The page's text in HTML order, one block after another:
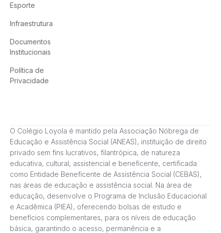
Esporte
Infraestrutura
Documentos
Institucionais
Política de
Privacidade
O Colégio Loyola é mantido pela Associação Nóbrega de
Educação e Assistência Social (ANEAS), instituição de direito
privado sem fins lucrativos, filantrópica, de natureza
educativa, cultural, assistencial e beneficente, certificada
como Entidade Beneficente de Assistência Social (CEBAS),
nas áreas de educação e assistência social. Na área de
educação, desenvolve o Programa de Inclusão Educacional
e Acadêmica (PIEA), oferecendo bolsas de estudo e
benefícios complementares, para os níveis de educação
básica, garantindo o acesso, permanência e a